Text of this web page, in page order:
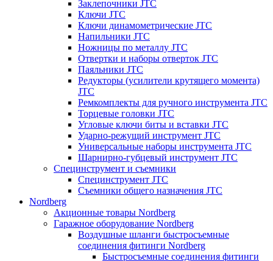
Заклепочники JTC
Ключи JTC
Ключи динамометрические JTC
Напильники JTC
Ножницы по металлу JTC
Отвертки и наборы отверток JTC
Паяльники JTC
Редукторы (усилители крутящего момента)
JTC
Ремкомплекты для ручного инструмента JTC
Торцевые головки JTC
Угловые ключи биты и вставки JTC
Ударно-режущий инструмент JTC
Универсальные наборы инструмента JTC
Шарнирно-губцевый инструмент JTC
Специнструмент и съемники
Специнструмент JTC
Съемники общего назначения JTC
Nordberg
Акционные товары Nordberg
Гаражное оборудование Nordberg
Воздушные шланги быстросъемные
соединения фитинги Nordberg
Быстросъемные соединения фитинги